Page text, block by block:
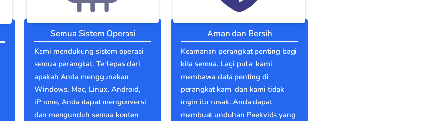
Semua Sistem Operasi
Kami mendukung sistem operasi
semua perangkat. Terlepas dari
apakah Anda menggunakan
Windows, Mac, Linux, Android,
iPhone, Anda dapat mengonversi
dan mengunduh semua konten
Aman dan Bersih
Keamanan perangkat penting bagi
kita semua. Lagi pula, kami
membawa data penting di
perangkat kami dan kami tidak
ingin itu rusak. Anda dapat
membuat unduhan Peekvids yang